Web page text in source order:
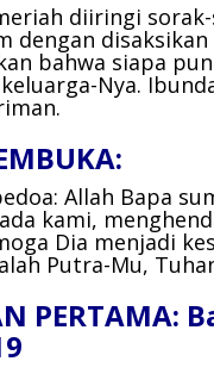
diiringi
dengan
bahwa siapa
Nya.
Allah Bapa
kami,
Dia menjadi
Putra-Mu,
PERTAMA: